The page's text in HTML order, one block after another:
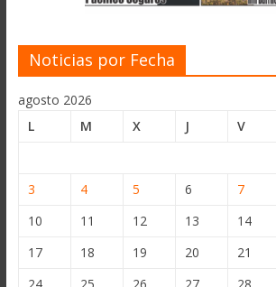
Noticias por Fecha
agosto 2026
L
M X J V
3
4 5 6 7
10
11 12 13 14
17
18 19 20 21